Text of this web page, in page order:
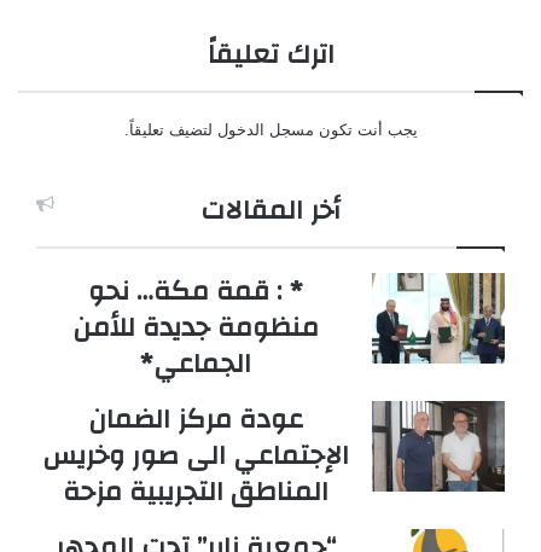
اترك تعليقاً
يجب أنت تكون مسجل الدخول لتضيف تعليقاً.
أخر المقالات
* : قمة مكة… نحو
منظومة جديدة للأمن
الجماعي*
عودة مركز الضمان
الإجتماعي الى صور وخريس
المناطق التجريبية مزحة